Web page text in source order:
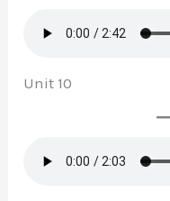
Unit 10